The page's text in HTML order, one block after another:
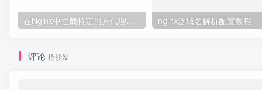
在Nginx中拦截特定用户代理的教程 nginx泛域名解析配置教程
评论 抢沙发